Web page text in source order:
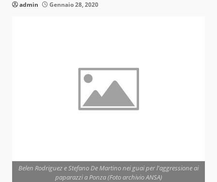
admin Gennaio 28, 2020
Belen Rodriguez e Stefano De Martino nei guai per l'aggressione ai
paparazzi a Ponza (Foto archivio ANSA)